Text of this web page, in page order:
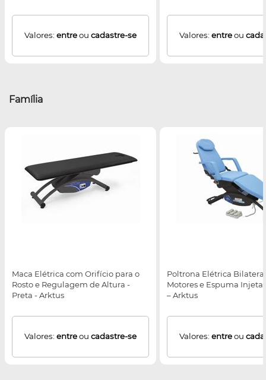
Valores: entreou cadastre-se Valores: entreou
Família
Maca Elétrica com Orifício para o
Rosto e Regulagem de Altura -
Preta - Arktus
Valores: entreou cadastre-se
Poltrona Elétrica
Motores e Espuma
– Arktus
Valores: entreou